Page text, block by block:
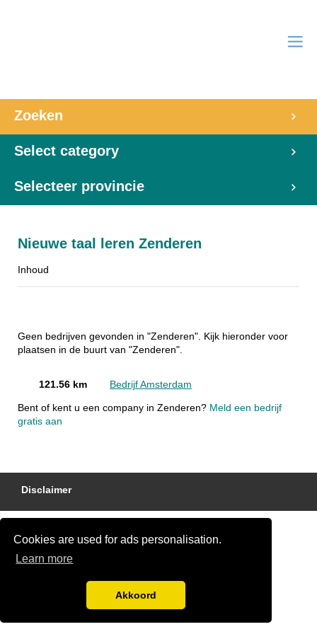
Cookies are used for ads personalisation.
Learn more
Akkoord
Zoeken
Select category
Selecteer provincie
Nieuwe taal leren Zenderen
Inhoud
Geen bedrijven gevonden in "Zenderen". Kijk hieronder voor
plaatsen in de buurt van "Zenderen".
121.56 km Bedrijf Amsterdam
Bent of kent u een company in Zenderen? Meld een bedrijf
gratis aan
Disclaimer